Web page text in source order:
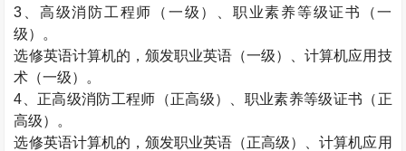
3 、高级消防工程师（一级）、职业素养等级证书（一
级）。
选修英语计算机的，颁发职业英语（一级）、计算机应用技
术（一级）。
4 、正高级消防工程师（正高级）、职业素养等级证书（正
高级）。
选修英语计算机的，颁发职业英语（正高级）、计算机应用